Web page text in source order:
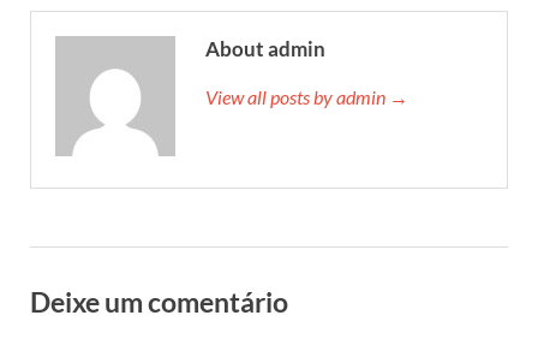
About admin
View all posts by admin →
Deixe um comentário